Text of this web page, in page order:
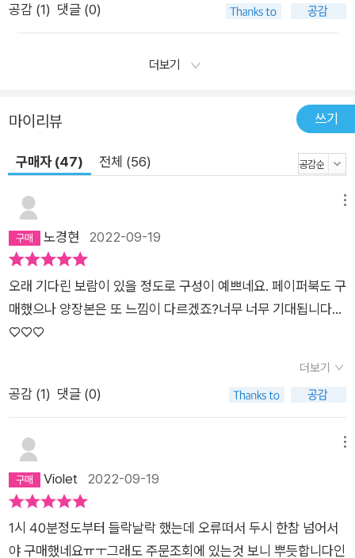
공감 (1) 댓글 (0)
더보기
마이리뷰 쓰기
구매자 (47) 전체 (56)
노경현 2022-09-19
오래 기다린 보람이 있을 정도로 구성이 예쁘네요. 페이퍼북도 구
매했으나 양장본은 또 느낌이 다르겠죠?너무 너무 기대됩니다...
♡♡♡
더보기
공감 (1) 댓글 (0)
Violet 2022-09-19
1시 40분정도부터 들락날락 했는데 오류떠서 두시 한참 넘어서
야 구매했네요ㅠㅜ그래도 주문조회에 있는것 보니 뿌듯합니다인